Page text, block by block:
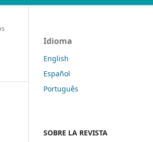
Idioma
English
Español
Português
SOBRE LA REVISTA